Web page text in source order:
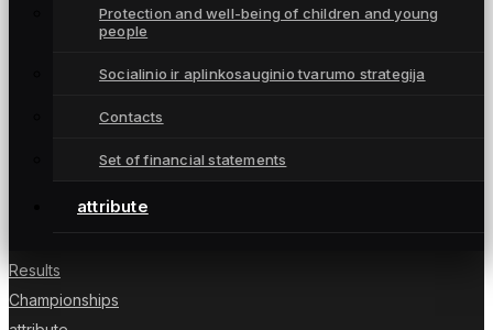
Protection and well-being of children and young
people
Socialinio ir aplinkosauginio tvarumo strategija
Contacts
Set of financial statements
attribute
Moterų futbolo klubas „Gintra“ – daugkartinės
Lietuvos čempionės iš Šiaulių, atstovaujančios
NUORODOS
Results
Championships